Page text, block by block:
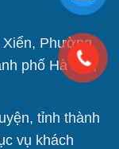
Xiển, Phường
phố Hà Nội,
tỉnh thành
vụ khách